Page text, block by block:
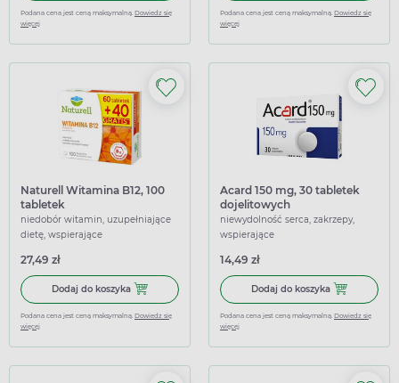
Podana cena jest ceną maksymalną. Dowiedz się
więcej
Podana cena jest ceną maksymalną. Dowiedz się
więcej
Naturell Witamina B12, 100
tabletek
niedobór witamin, uzupełniające
dietę, wspierające
27,49 zł
Dodaj do koszyka Dodaj do koszyka Naturell Witamina B12, 100 tabletek
Podana cena jest ceną maksymalną. Dowiedz się
więcej
Acard 150 mg, 30 tabletek
dojelitowych
niewydolność serca, zakrzepy,
wspierające
14,49 zł
Dodaj do koszyka Dodaj do
Podana cena jest ceną maksymalną. Dowiedz się
więcej